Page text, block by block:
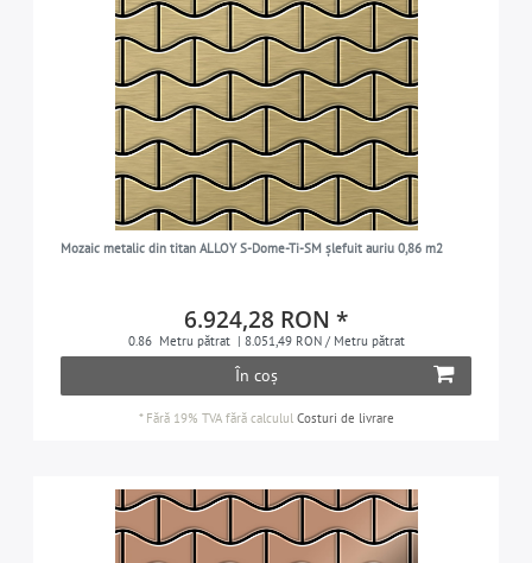
Mozaic metalic din titan ALLOY S-Dome-Ti-SM șlefuit auriu 0,86 m2
6.924,28 RON *
0.86 Metru pătrat | 8.051,49 RON / Metru pătrat
În coș
* Fără 19% TVAfără calculul Costuri de livrare